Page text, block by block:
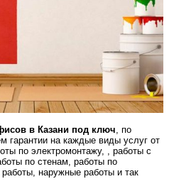
в Казани под ключ , по
гарантии на каждые виды услуг от
по электромонтажу, , работы с
по стенам, работы по
наружные работы и так